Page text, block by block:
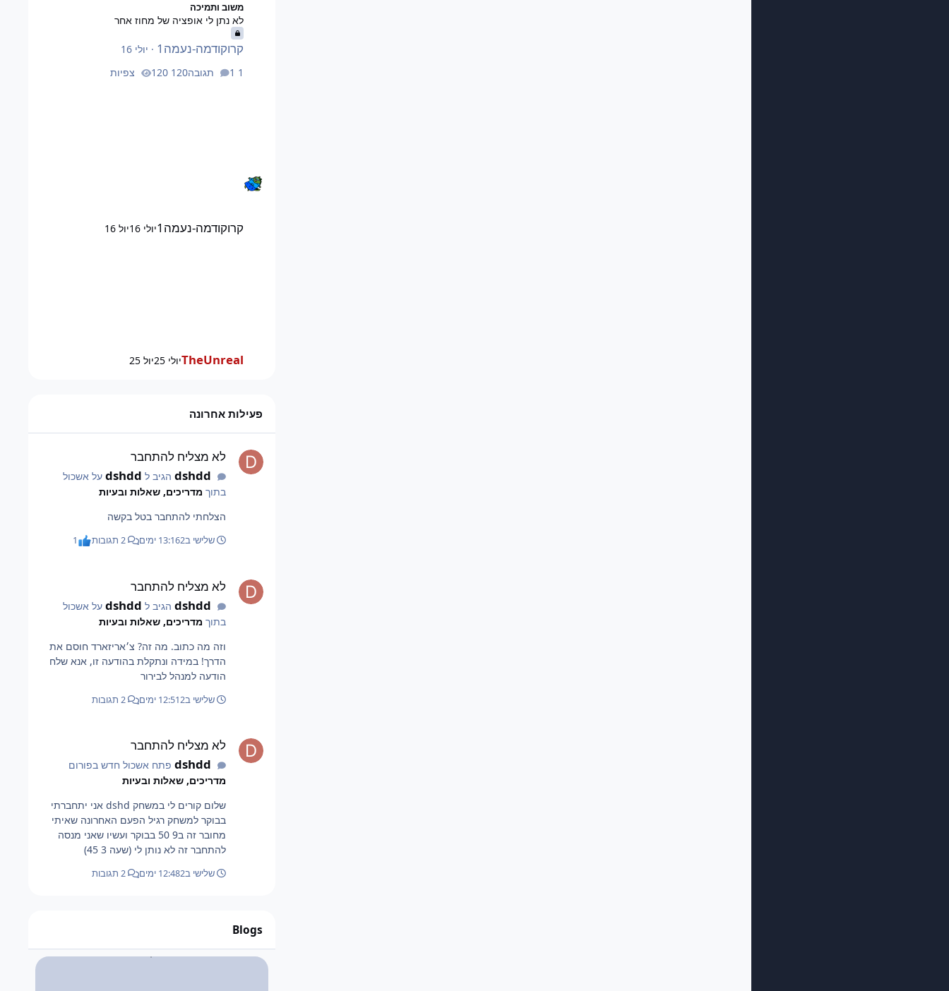
משוב ותמיכה
לא נתן לי אופציה של מחוז אחר
קרוקודמה-נעמה1 · יולי 16
1 תגובה
120 צפיות
קרוקודמה-נעמה1 יולי 16 יול 16
TheUnrealיולי 25 יול 25
פעילות אחרונה
לא מצליח להתחבר
dshddהגיב ל dshddעל אשכול
בתוך מדריכים, שאלות ובעיות
הצלחתי להתחבר בטל בקשה
שלישי ב13:162 ימים 2 תגובות 1
לא מצליח להתחבר
dshddהגיב ל dshddעל אשכול
בתוך מדריכים, שאלות ובעיות
וזה מה כתוב. מה זה? צ׳אריזארד חוסם את
הדרך! במידה ונתקלת בהודעה זו, אנא שלח
הודעה למנהל לבירור
שלישי ב12:512 ימים 2 תגובות
לא מצליח להתחבר
dshddפתח אשכול חדש בפורום
מדריכים, שאלות ובעיות
שלום קורים לי במשחק dshd אני יתחברתי
בבוקר למשחק רגיל הפעם האחרונה שאיתי
מחובר זה ב9 50 בבוקר ועשיו שאני מנסה
להתחבר זה לא נותן לי (שעה 3 45)
שלישי ב12:482 ימים 2 תגובות
Blogs